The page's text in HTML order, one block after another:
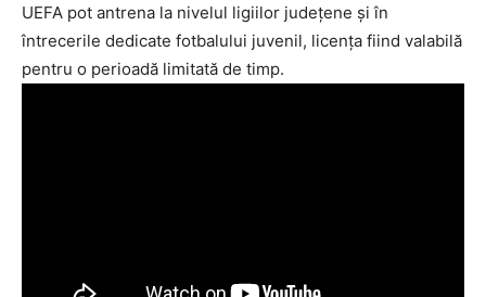
UEFA pot antrena la nivelul ligiilor judeţene şi în
întrecerile dedicate fotbalului juvenil, licenţa fiind valabilă
pentru o perioadă limitată de timp.